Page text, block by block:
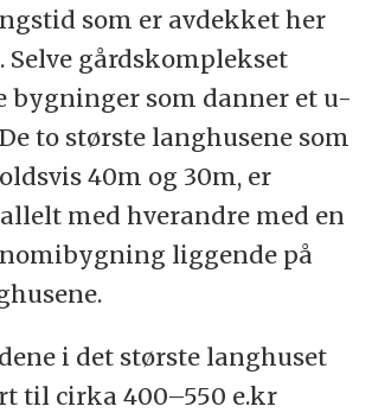
som er avdekket her
Selve gårdskomplekset
bygninger som danner et u-
to største langhusene som
40m og 30m, er
med hverandre med en
liggende på
i det største langhuset
til cirka 400–550 e.kr